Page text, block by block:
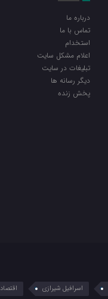
درباره ما
تماس با ما
استخدام
اعلام مشکل سایت
تبلیغات در سایت
ديگر رسانه ها
پخش زنده
اسرافیل شیرازی اقتصاد